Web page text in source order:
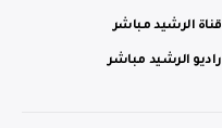
قناة الرشيد مباشر
راديو الرشيد مباشر